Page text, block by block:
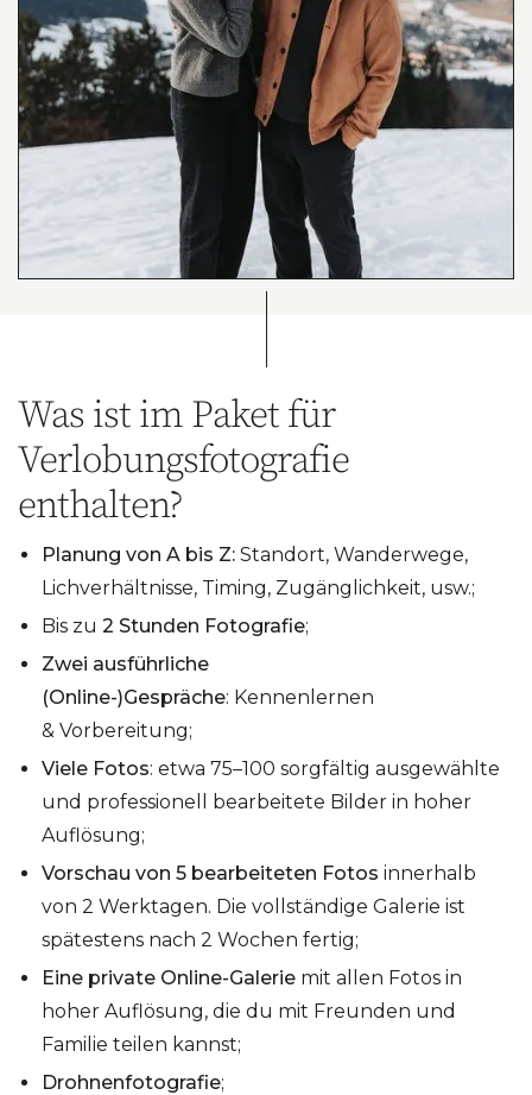
Was ist im Paket für
Verlobungsfotografie
enthalten?
Planung von A bis Z: Standort, Wanderwege,
Lichverhältnisse, Timing, Zugänglichkeit, usw.;
Bis zu 2 Stunden Fotografie;
Zwei ausführliche
(Online-)Gespräche: Kennenlernen
& Vorbereitung;
Viele Fotos: etwa 75–100 sorgfältig ausgewählte
und professionell bearbeitete Bilder in hoher
Auflösung;
Vorschau von 5 bearbeiteten Fotos innerhalb
von 2 Werktagen. Die vollständige Galerie ist
spätestens nach 2 Wochen fertig;
Eine private Online-Galerie mit allen Fotos in
hoher Auflösung, die du mit Freunden und
Familie teilen kannst;
Drohnenfotografie;